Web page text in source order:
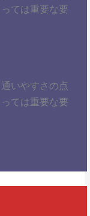
ては重要な要
いやすさの点
ては重要な要